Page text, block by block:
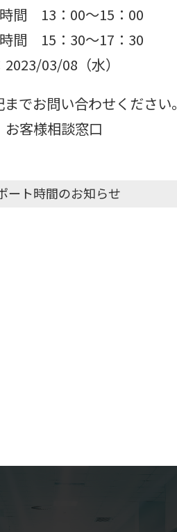
間 13：00～15：00
間 15：30～17：30
03/08（水）
でお問い合わせください。
客様相談窓口
ート時間のお知らせ